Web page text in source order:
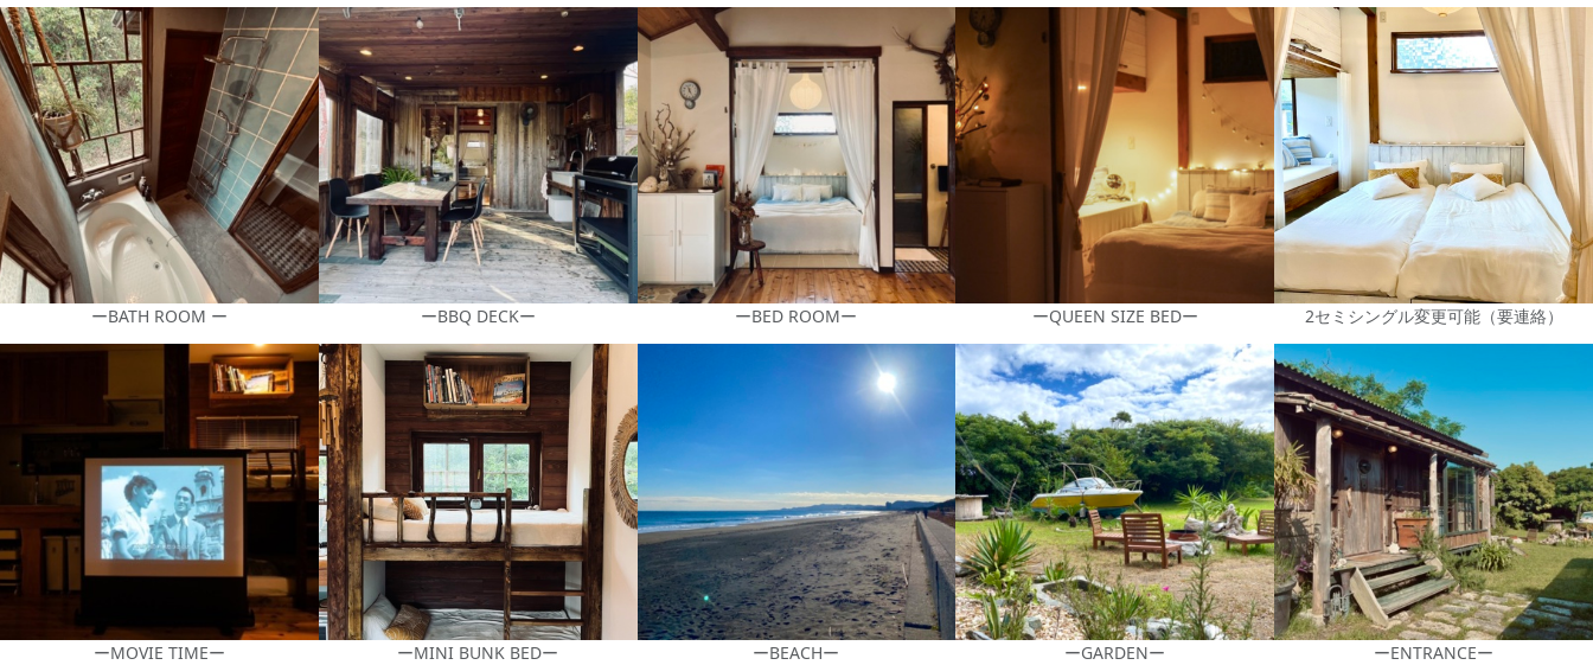
ーBATH ROOM ー ーBBQ DECKー ーBED ROOMー ーQUEEN SIZE BEDー 2セミシングル変更可能（要連絡）
ーMOVIE TIMEー ーMINI BUNK BEDー ーBEACHー ーGARDENー ーENTRANCEー